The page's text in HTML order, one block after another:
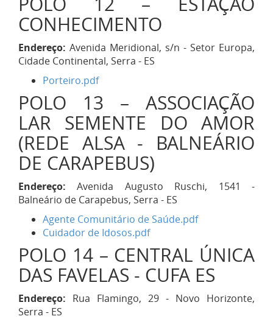
CONHECIMENTO
Endereço: Avenida Meridional, s/n - Setor Europa,
Cidade Continental, Serra - ES
Porteiro.pdf
POLO 13 – ASSOCIAÇÃO
LAR SEMENTE DO AMOR
(REDE ALSA - BALNEÁRIO
DE CARAPEBUS)
Endereço:
Avenida Augusto Ruschi, 1541 -
Balneário de Carapebus, Serra - ES
Agente Comunitário de Saúde.pdf
Cuidador de Idosos.pdf
POLO 14 – CENTRAL ÚNICA
DAS FAVELAS - CUFA ES
Endereço: Rua Flamingo, 29 - Novo Horizonte,
Serra - ES